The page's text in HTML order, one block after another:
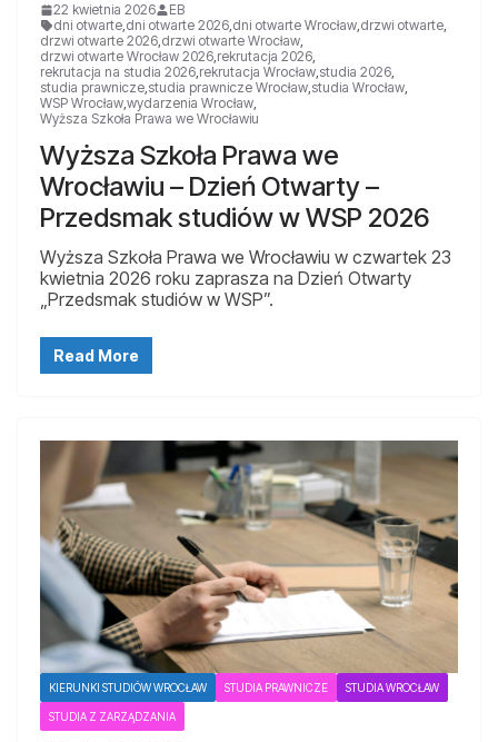
22 kwietnia 2026
EB
dni otwarte,dni otwarte 2026,dni otwarte Wrocław,drzwi otwarte,
drzwi otwarte 2026,drzwi otwarte Wrocław,
drzwi otwarte Wrocław 2026,rekrutacja 2026,
rekrutacja na studia 2026,rekrutacja Wrocław,studia 2026,
studia prawnicze,studia prawnicze Wrocław,studia Wrocław,
WSP Wrocław,wydarzenia Wrocław,
Wyższa Szkoła Prawa we Wrocławiu
Wyższa Szkoła Prawa we
Wrocławiu – Dzień Otwarty –
Przedsmak studiów w WSP 2026
Wyższa Szkoła Prawa we Wrocławiu w czwartek 23
kwietnia 2026 roku zaprasza na Dzień Otwarty
„Przedsmak studiów w WSP”.
Read More
KIERUNKI STUDIÓW WROCŁAW STUDIA PRAWNICZE STUDIA WROCŁAW
STUDIA Z ZARZĄDZANIA